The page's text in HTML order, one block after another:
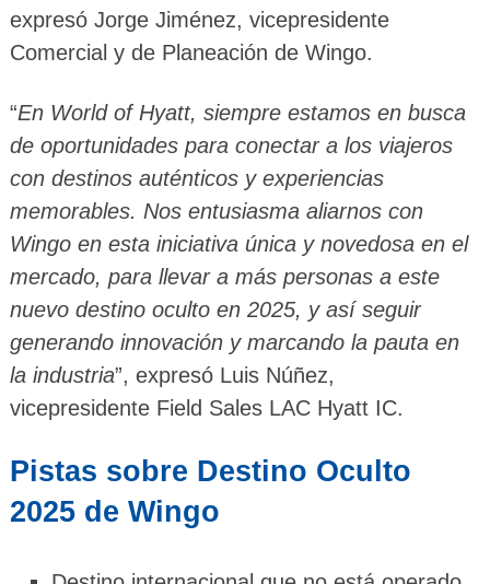
expresó Jorge Jiménez, vicepresidente
Comercial y de Planeación de Wingo.
“En World of Hyatt, siempre estamos en busca
de oportunidades para conectar a los viajeros
con destinos auténticos y experiencias
memorables. Nos entusiasma aliarnos con
Wingo en esta iniciativa única y novedosa en el
mercado, para llevar a más personas a este
nuevo destino oculto en 2025, y así seguir
generando innovación y marcando la pauta en
la industria”, expresó Luis Núñez,
vicepresidente Field Sales LAC Hyatt IC.
Pistas sobre Destino Oculto
2025 de Wingo